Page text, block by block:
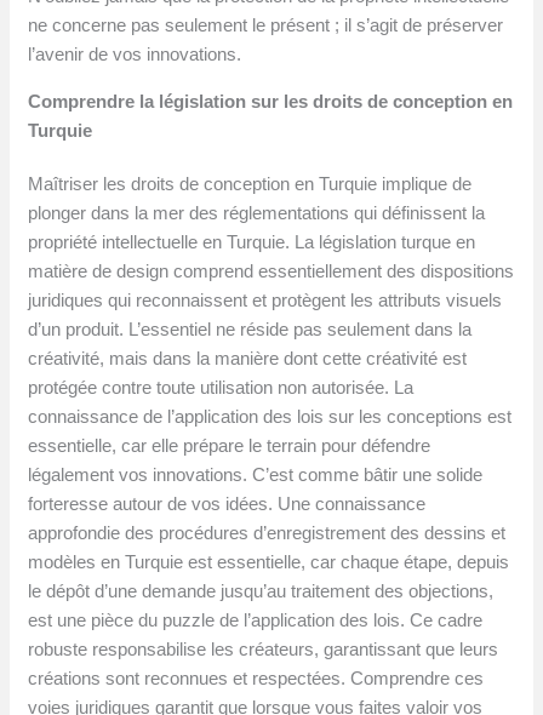
ne concerne pas seulement le présent ; il s’agit de préserver
l’avenir de vos innovations.
Comprendre la législation sur les droits de conception en
Turquie
Maîtriser les droits de conception en Turquie implique de
plonger dans la mer des réglementations qui définissent la
propriété intellectuelle en Turquie. La législation turque en
matière de design comprend essentiellement des dispositions
juridiques qui reconnaissent et protègent les attributs visuels
d’un produit. L’essentiel ne réside pas seulement dans la
créativité, mais dans la manière dont cette créativité est
protégée contre toute utilisation non autorisée. La
connaissance de l’application des lois sur les conceptions est
essentielle, car elle prépare le terrain pour défendre
légalement vos innovations. C’est comme bâtir une solide
forteresse autour de vos idées. Une connaissance
approfondie des procédures d’enregistrement des dessins et
modèles en Turquie est essentielle, car chaque étape, depuis
le dépôt d’une demande jusqu’au traitement des objections,
est une pièce du puzzle de l’application des lois. Ce cadre
robuste responsabilise les créateurs, garantissant que leurs
créations sont reconnues et respectées. Comprendre ces
voies juridiques garantit que lorsque vous faites valoir vos